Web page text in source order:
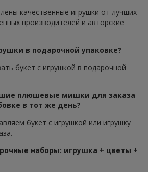
качественные игрушки от лучших
производителей и авторские
в подарочной упаковке?
букет с игрушкой в подарочной
плюшевые мишки для заказа
в тот же день?
букет с игрушкой или игрушку
наборы: игрушка + цветы +